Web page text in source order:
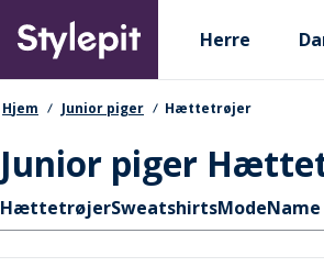
main
content
Primary departments
Herre
navigationssti
Hjem Junior piger Hættetrøjer
Junior piger
Hurtige links
HættetrøjerSweatshirtsMode